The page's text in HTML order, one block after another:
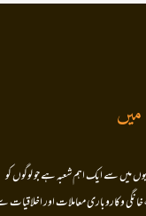
میں سے ایک اہم شعبہ ہے جو لوگوں کو
وکاروباری معاملات اور اخلاقیات